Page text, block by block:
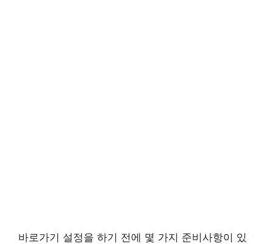
바로가기 설정을 하기 전에 몇 가지 준비사항이 있